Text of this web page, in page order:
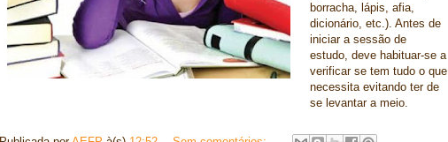
borracha, lápis, afia,
dicionário, etc.). Antes de
iniciar a sessão de
estudo, deve habituar-se a
verificar se tem tudo o que
necessita evitando ter de
se levantar a meio.